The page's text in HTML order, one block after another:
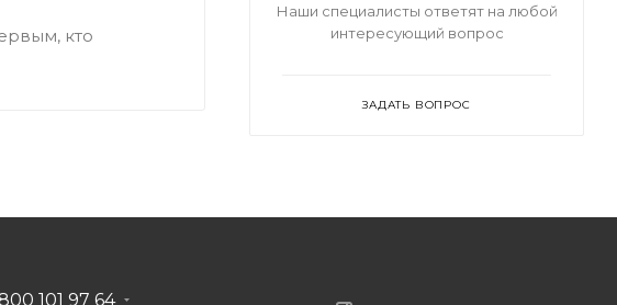
кто
Наши специалисты ответят на любой
интересующий вопрос
ЗАДАТЬ ВОПРОС
101 97 64